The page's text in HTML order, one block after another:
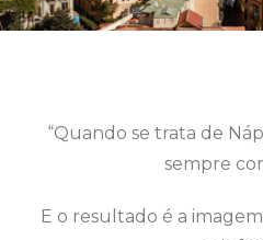
“Quando se trata de
sempre
E o resultado é a